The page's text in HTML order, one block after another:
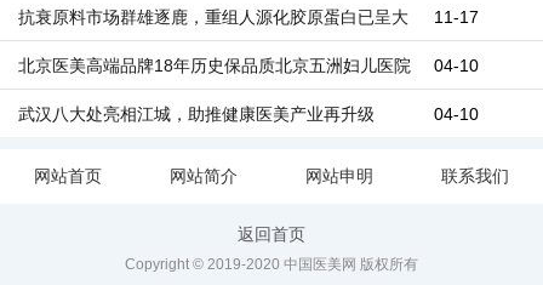
中心」授牌落成仪式 11-17
抗衰原料市场群雄逐鹿，重组人源化胶原蛋白已呈大
势！ 04-10
北京医美高端品牌18年历史保品质北京五洲妇儿医院
04-10
武汉八大处亮相江城，助推健康医美产业再升级
网站首页 网站简介 网站申明 联系我们
返回首页
Copyright © 2019-2020 中国医美网 版权所有